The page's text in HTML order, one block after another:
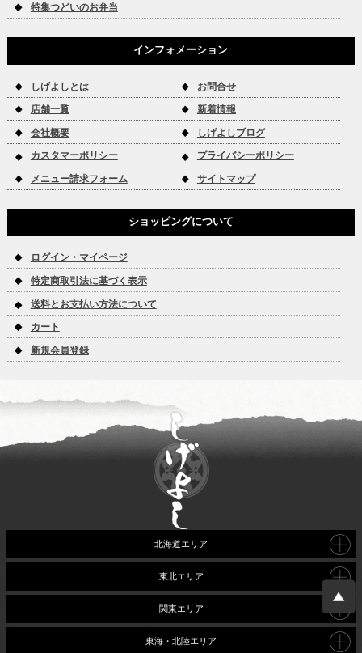
特集つどいのお弁当
インフォメーション
しげよしとは お問合せ
店舗一覧 新着情報
会社概要 しげよしブログ
カスタマーポリシー プライバシーポリシー
メニュー請求フォーム サイトマップ
ショッピングについて
ログイン・マイページ
特定商取引法に基づく表示
送料とお支払い方法について
カート
新規会員登録
北海道エリア
東北エリア
関東エリア
東海・北陸エリア